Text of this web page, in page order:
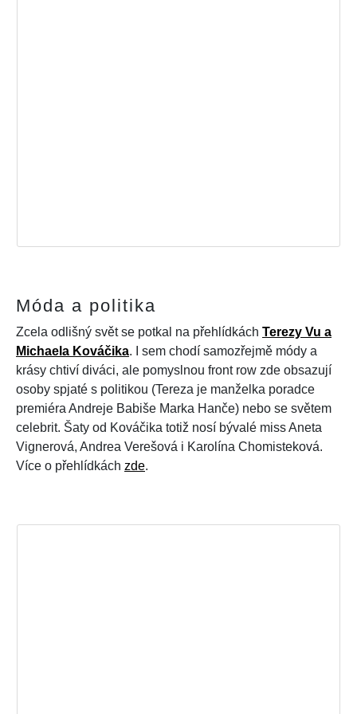
Móda a politika
Zcela odlišný svět se potkal na přehlídkách Terezy Vu a
Michaela Kováčika. I sem chodí samozřejmě módy a
krásy chtiví diváci, ale pomyslnou front row zde obsazují
osoby spjaté s politikou (Tereza je manželka poradce
premiéra Andreje Babiše Marka Hanče) nebo se světem
celebrit. Šaty od Kováčika totiž nosí bývalé miss Aneta
Vignerová, Andrea Verešová i Karolína Chomisteková.
Více o přehlídkách zde.